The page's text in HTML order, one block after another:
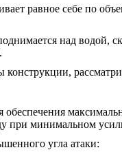
равное себе по
над
при минимальном
угла атаки: